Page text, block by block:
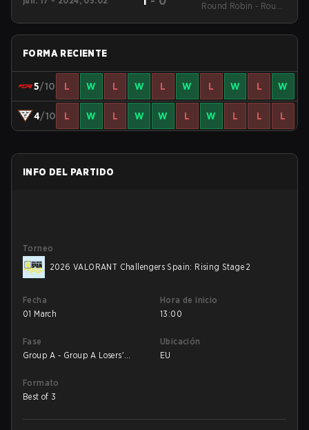
Challengers Spain:
Round Robin - Round
FORMA RECIENTE
5/10 L W L W L W L W L W
4/10 L W L W W L W L L L
INFO DEL PARTIDO
Torneo
2026 VALORANT Challengers Spain: Rising Stage 2
Fecha
01 March
Hora de inicio
13:00
Fase
Group A - Group A Losers'
Ubicación
EU
Formato
Best of 3